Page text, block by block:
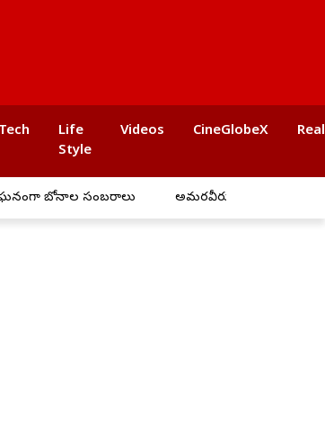
Tech
Life
Style
Videos CineGlobeX
అమరవీరులు దస్తాగిరి, రాంచందర్ త్యాగం చిరస్మరణం